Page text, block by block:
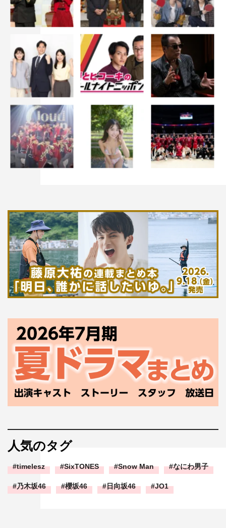
人気のタグ
timelesz SixTONES Snow Man なにわ男子
乃木坂46 櫻坂46 日向坂46 JO1